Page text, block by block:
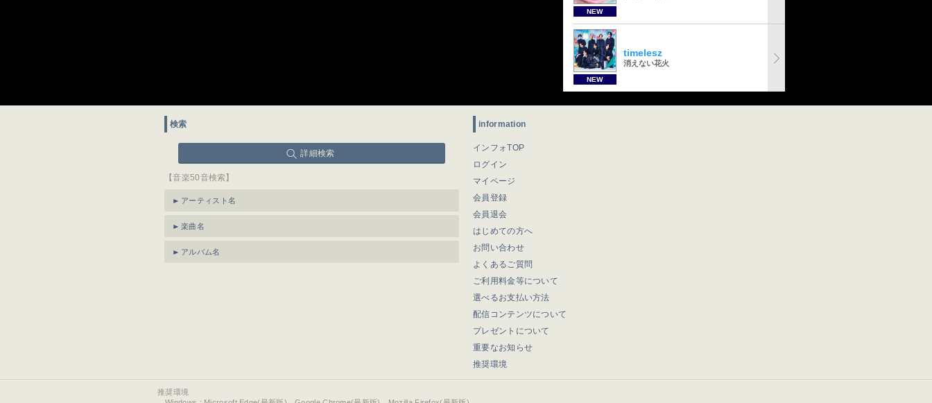
NEW
NEW
timelesz
消えない花火
検索
詳細検索
【音楽50音検索】
アーティスト名
楽曲名
アルバム名
information
インフォTOP
ログイン
マイページ
会員登録
会員退会
はじめての方へ
お問い合わせ
よくあるご質問
ご利用料金等について
選べるお支払い方法
配信コンテンツについて
プレゼントについて
重要なお知らせ
推奨環境
推奨環境